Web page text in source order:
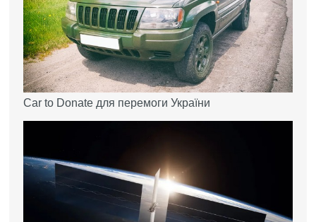
Car to Donate для перемоги України